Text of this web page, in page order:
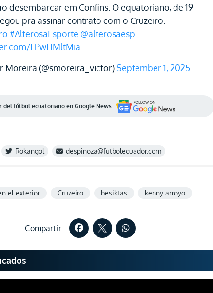
desembarcar em Confins. O equatoriano, de 19
pra assinar contrato com o Cruzeiro.
#AlterosaEsporte @alterosaesp
LPwHMltMia
(@smoreira_victor)September 1, 2025
del fútbol ecuatoriano en Google News
Rokangol despinoza@futbolecuador.com
el exterior Cruzeiro besiktas kenny arroyo
Compartir: